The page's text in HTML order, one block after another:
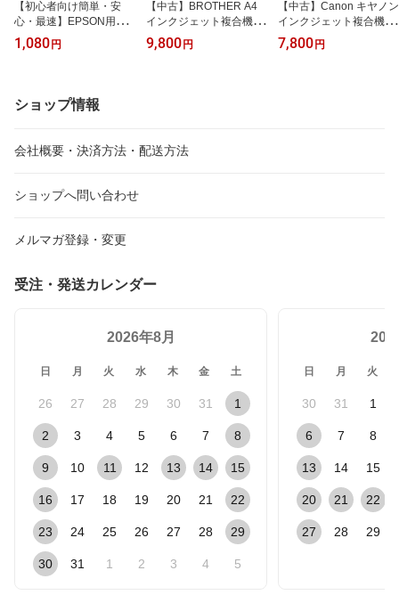
【初心者向け簡単・安
心・最速】EPSON用プ
リンター廃インクエラー
解除ツール｜WIC Reset
ールですぐお届け
1,080 円
【中古】BROTHER A4
インクジェット複合機 P
RIVIO 白モデル DCP-J95
2N-W
9,800 円
【中古】Canon キヤノン
インクジェット複合機 PI
XUSMG5730WH ホワイ
ト
7,800 円
ショップ情報
会社概要・決済方法・配送方法
ショップへ問い合わせ
メルマガ登録・変更
受注・発送カレンダー
2026年8月
日 月 火 水 木 金 土
26 27 28 29 30 31 1
2 3 4 5 6 7 8
9 10 11 12 13 14 15
16 17 18 19 20 21 22
23 24 25 26 27 28 29
30 31 1 2 3 4 5
日 月 火
30 31 1
6 7 8
13 14 15
20 21 22
27 28 29